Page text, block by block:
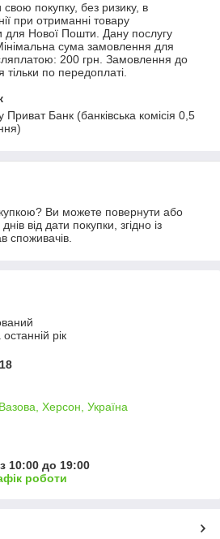
покупку, без ризику, в
при отриманні товару
для Нової Пошти. Дану послугу
сума замовлення для
200 грн. Замовлення до
по передоплаті.
Банк (банківська комісія 0,5
Ви можете повернути або
від дати покупки, згідно із
споживачів.
рік
Херсон, Україна
10:00 до 19:00
роботи